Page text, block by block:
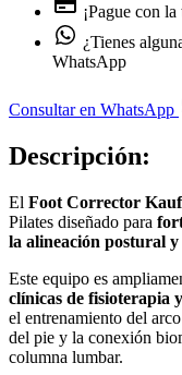
¡Pague con
¿Tienes
WhatsApp
Consultar en WhatsApp
Descripción:
El Foot Corrector
Pilates diseñado para
la alineación postural
Este equipo es
clínicas de fisioterapia
el entrenamiento del
del pie y la conexión
columna lumbar.